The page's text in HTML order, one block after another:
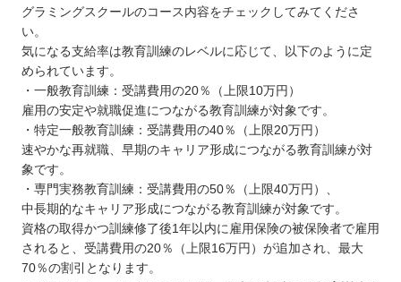
グラミングスクールのコース内容をチェックしてみてくださ
い。
気になる支給率は教育訓練のレベルに応じて、以下のように定
められています。
・一般教育訓練：受講費用の20％（上限10万円）
雇用の安定や就職促進につながる教育訓練が対象です。
・特定一般教育訓練：受講費用の40％（上限20万円）
速やかな再就職、早期のキャリア形成につながる教育訓練が対
象です。
・専門実務教育訓練：受講費用の50％（上限40万円）、
中長期的なキャリア形成につながる教育訓練が対象です。
資格の取得かつ訓練修了後1年以内に雇用保険の被保険者で雇用
されると、受講費用の20％（上限16万円）が追加され、最大
70％の割引となります。